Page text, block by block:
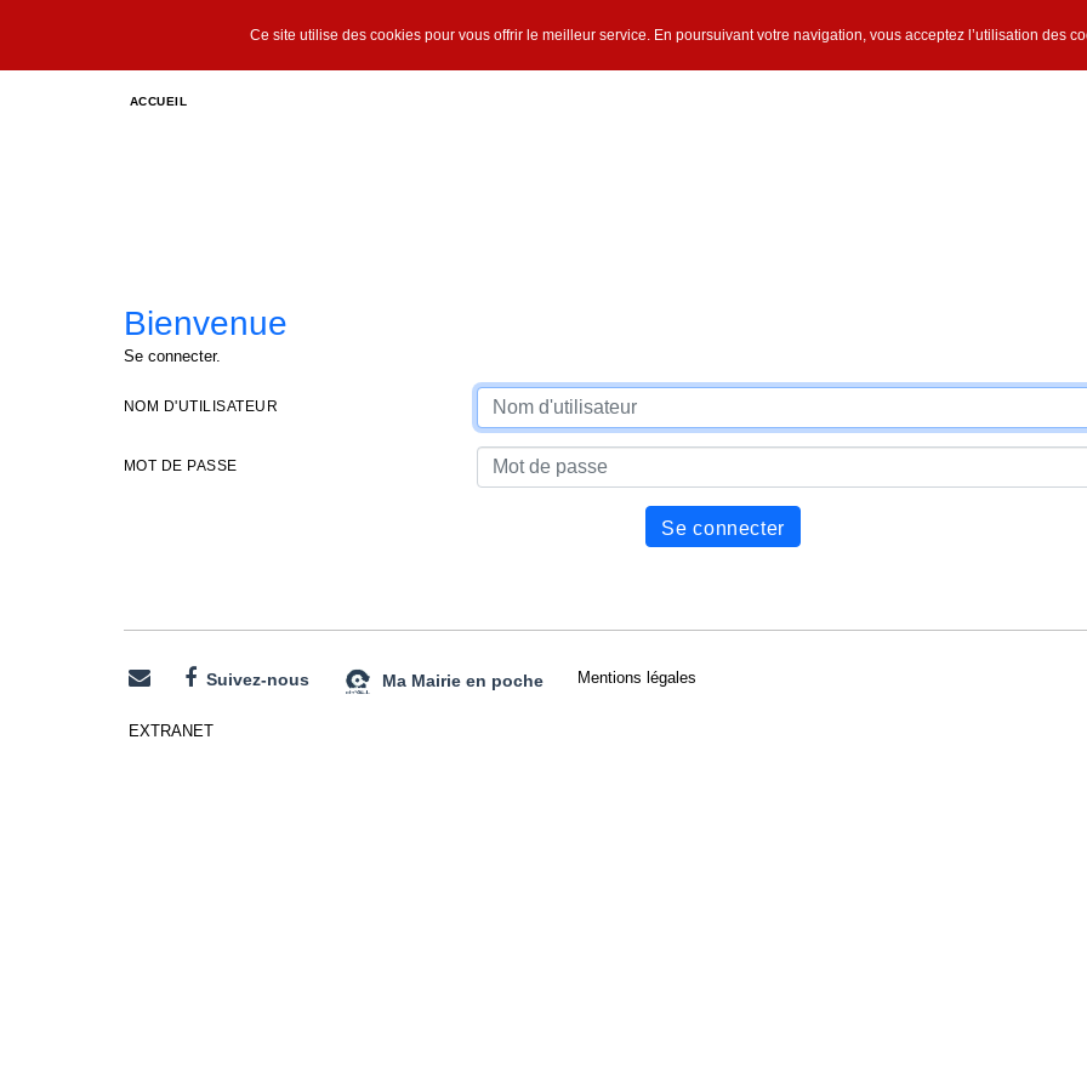
ACCUEIL
Bienvenue
Se connecter.
NOM D'UTILISATEUR
MOT DE PASSE
Se connecter
Suivez-nous Ma Mairie en poche Mentions légales
EXTRANET
Ce site utilise des cookies pour vous offrir le meilleur service. En poursuivant votre navigation, vous acceptez l’utilisation des